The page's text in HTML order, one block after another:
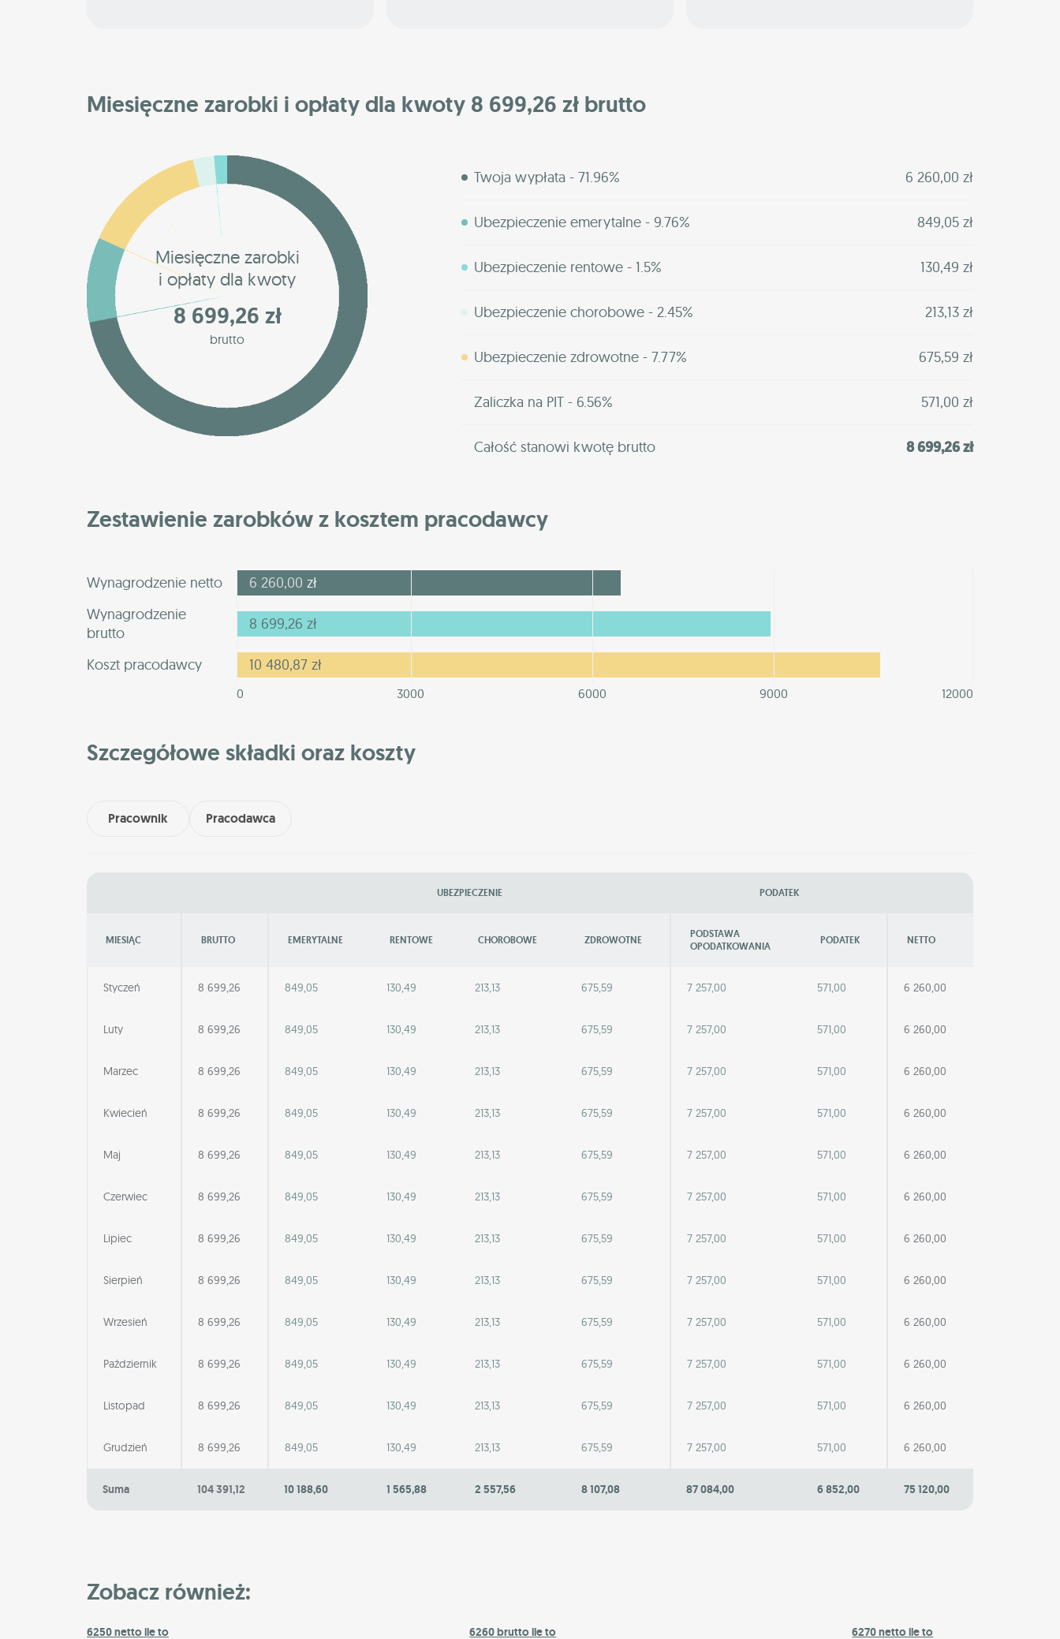
Miesięczne zarobki i opłaty dla kwoty 8 699,26 zł brutto
Miesięczne zarobki
i opłaty dla kwoty
8 699,26 zł
brutto
Twoja wypłata - 71.96% 6 260,00 zł
Ubezpieczenie emerytalne - 9.76% 849,05 zł
Ubezpieczenie rentowe - 1.5% 130,49 zł
Ubezpieczenie chorobowe - 2.45% 213,13 zł
Ubezpieczenie zdrowotne - 7.77% 675,59 zł
Zaliczka na PIT - 6.56% 571,00 zł
Całość stanowi kwotę brutto 8 699,26 zł
Zestawienie zarobków z kosztem pracodawcy
Wynagrodzenie netto 6 260,00 zł
Wynagrodzenie
brutto
8 699,26 zł
Koszt pracodawcy 10 480,87 zł
0 3000 6000 9000 12000
Szczegółowe składki oraz koszty
Pracownik Pracodawca
UBEZPIECZENIE PODATEK
MIESIĄC BRUTTO EMERYTALNE RENTOWE CHOROBOWE ZDROWOTNE
PODSTAWA
OPODATKOWANIA
PODATEK NETTO
Styczeń 8 699,26 849,05 130,49 213,13 675,59 7 257,00 571,00 6 260,00
Luty 8 699,26 849,05 130,49 213,13 675,59 7 257,00 571,00 6 260,00
Marzec 8 699,26 849,05 130,49 213,13 675,59 7 257,00 571,00 6 260,00
Kwiecień 8 699,26 849,05 130,49 213,13 675,59 7 257,00 571,00 6 260,00
Maj 8 699,26 849,05 130,49 213,13 675,59 7 257,00 571,00 6 260,00
Czerwiec 8 699,26 849,05 130,49 213,13 675,59 7 257,00 571,00 6 260,00
Lipiec 8 699,26 849,05 130,49 213,13 675,59 7 257,00 571,00 6 260,00
Sierpień 8 699,26 849,05 130,49 213,13 675,59 7 257,00 571,00 6 260,00
Wrzesień 8 699,26 849,05 130,49 213,13 675,59 7 257,00 571,00 6 260,00
Październik 8 699,26 849,05 130,49 213,13 675,59 7 257,00 571,00 6 260,00
Listopad 8 699,26 849,05 130,49 213,13 675,59 7 257,00 571,00 6 260,00
Grudzień 8 699,26 849,05 130,49 213,13 675,59 7 257,00 571,00 6 260,00
Suma 104 391,12 10 188,60 1 565,88 2 557,56 8 107,08 87 084,00 6 852,00 75 120,00
Zobacz również:
6250 netto ile to 6260 brutto ile to 6270 netto ile to